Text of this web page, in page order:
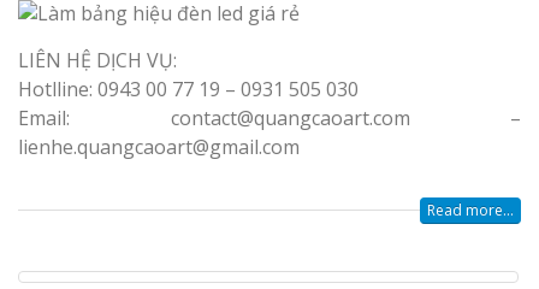
LIÊN HỆ DỊCH VỤ:
Hotlline: 0943 00 77 19 – 0931 505 030
Email: contact@quangcaoart.com –
lienhe.quangcaoart@gmail.com
Read more...